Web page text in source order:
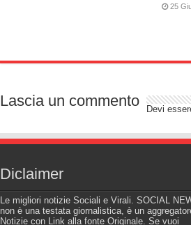
25
Lascia un commento Devi
Diclaimer
Le migliori notizie Sociali e Virali. SOCIAL
non è una testata giornalistica, è un
Notizie con Link alla fonte Originale. Se vuoi